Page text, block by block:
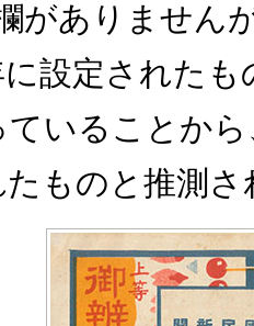
がありません
設定されたも
いることか
ものと推測さ